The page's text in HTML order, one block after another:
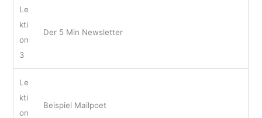
Le
kti
on
3
Der 5 Min Newsletter
Le
kti
on
Beispiel Mailpoet